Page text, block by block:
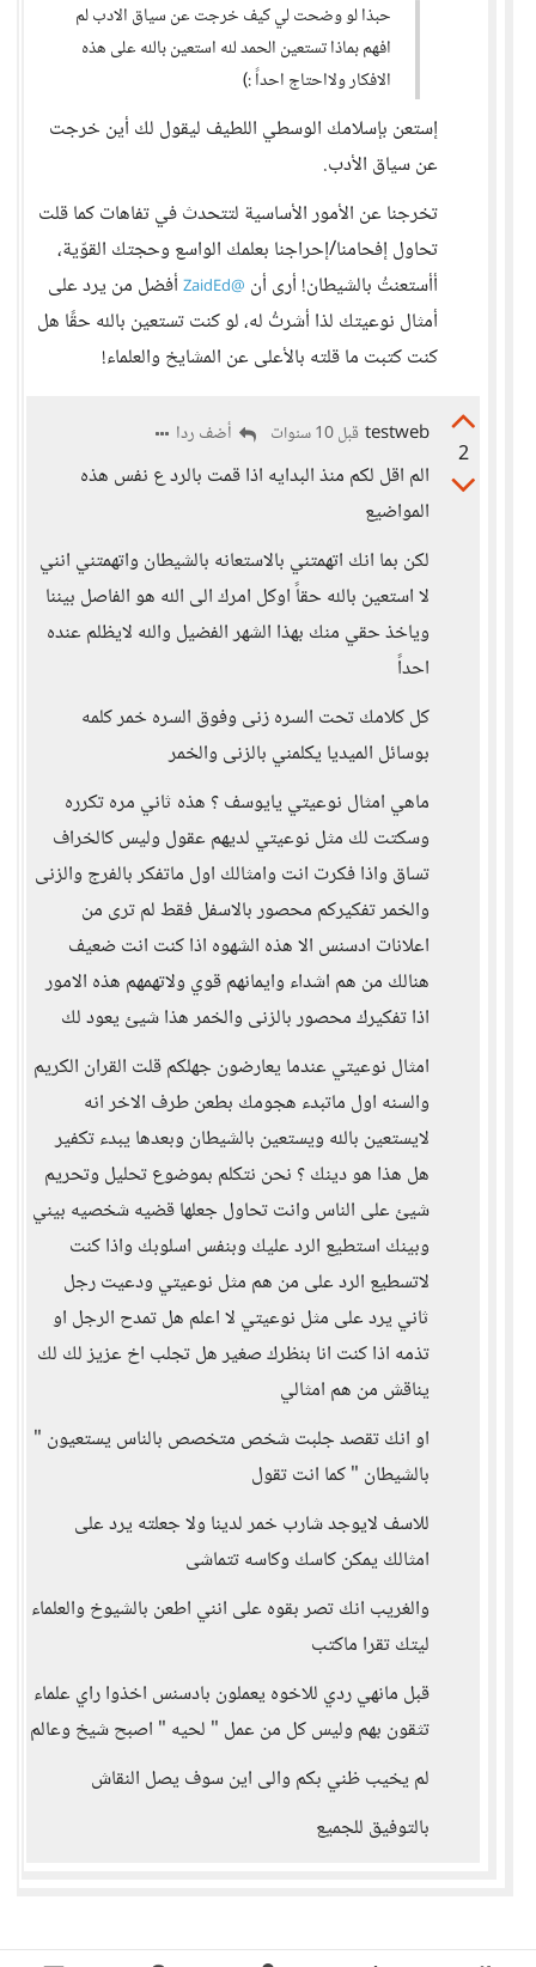
حبذا لو وضحت لي كيف خرجت عن سياق الادب لم
افهم بماذا تستعين الحمد لله استعين بالله على هذه
الافكار ولااحتاج احداً :)
إستعن بإسلامك الوسطي اللطيف ليقول لك أين خرجت
عن سياق الأدب.
تخرجنا عن الأمور الأساسية لتتحدث في تفاهات كما قلت
تحاول إفحامنا/إحراجنا بعلمك الواسع وحجتك القوّية،
أأستعنتُ بالشيطان! أرى أن @ZaidEd
أفضل من يرد على
أمثال نوعيتك لذا أشرتُ له، لو كنت تستعين بالله حقًا هل
كنت كتبت ما قلته بالأعلى عن المشايخ والعلماء!
2
testweb قبل 10 سنوات أضف ردا
الم اقل لكم منذ البدايه اذا قمت بالرد ع نفس هذه
المواضيع
لكن بما انك اتهمتني بالاستعانه بالشيطان واتهمتني انني
لا استعين بالله حقاً اوكل امرك الى الله هو الفاصل بيننا
وياخذ حقي منك بهذا الشهر الفضيل والله لايظلم عنده
احداً
كل كلامك تحت السره زنى وفوق السره خمر كلمه
بوسائل الميديا يكلمني بالزنى والخمر
ماهي امثال نوعيتي يايوسف ؟ هذه ثاني مره تكرره
وسكتت لك مثل نوعيتي لديهم عقول وليس كالخراف
تساق واذا فكرت انت وامثالك اول ماتفكر بالفرج والزنى
والخمر تفكيركم محصور بالاسفل فقط لم ترى من
اعلانات ادسنس الا هذه الشهوه اذا كنت انت ضعيف
هنالك من هم اشداء وايمانهم قوي ولاتهمهم هذه الامور
اذا تفكيرك محصور بالزنى والخمر هذا شيئ يعود لك
امثال نوعيتي عندما يعارضون جهلكم قلت القران الكريم
والسنه اول ماتبدء هجومك بطعن طرف الاخر انه
لايستعين بالله ويستعين بالشيطان وبعدها يبدء تكفير
هل هذا هو دينك ؟ نحن نتكلم بموضوع تحليل وتحريم
شيئ على الناس وانت تحاول جعلها قضيه شخصيه بيني
وبينك استطيع الرد عليك وبنفس اسلوبك واذا كنت
لاتسطيع الرد على من هم مثل نوعيتي ودعيت رجل
ثاني يرد على مثل نوعيتي لا اعلم هل تمدح الرجل او
تذمه اذا كنت انا بنظرك صغير هل تجلب اخ عزيز لك لك
يناقش من هم امثالي
او انك تقصد جلبت شخص متخصص بالناس يستعيون "
بالشيطان " كما انت تقول
للاسف لايوجد شارب خمر لدينا ولا جعلته يرد على
امثالك يمكن كاسك وكاسه تتماشى
والغريب انك تصر بقوه على انني اطعن بالشيوخ والعلماء
ليتك تقرا ماكتب
قبل مانهي ردي للاخوه يعملون بادسنس اخذوا راي علماء
تثقون بهم وليس كل من عمل " لحيه " اصبح شيخ وعالم
لم يخيب ظني بكم والى اين سوف يصل النقاش
بالتوفيق للجميع